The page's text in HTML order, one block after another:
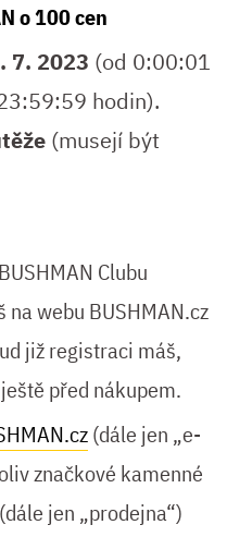
o 100 cen
7. 2023 (od 0:00:01
hodin).
(musejí být
Clubu
webu BUSHMAN.cz
již registraci máš,
před nákupem.
(dále jen „e-
značkové kamenné
jen „prodejna“)